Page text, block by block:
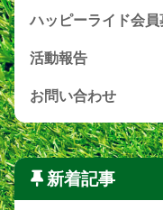
ハッピーライド会員
活動報告
お問い合わせ
新着記事